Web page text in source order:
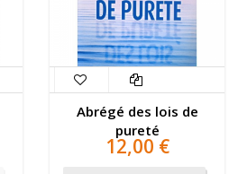
Abrégé des lois de
pureté
12,00 €